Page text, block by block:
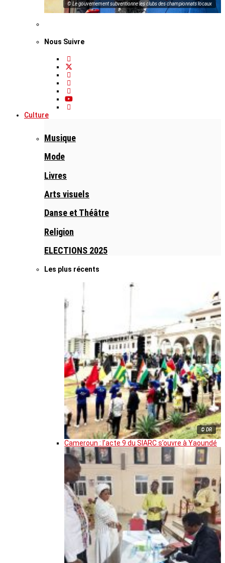
© Le gouvernement subventionne les clubs des championnats locaux
Nous Suivre
Culture
Musique
Mode
Livres
Arts visuels
Danse et Théâtre
Religion
ELECTIONS 2025
Les plus récents
© DR
Cameroun : l’acte 9 du SIARC s’ouvre à Yaoundé